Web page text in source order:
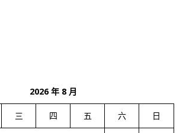
2026 年 8 月
三 四 五 六 日